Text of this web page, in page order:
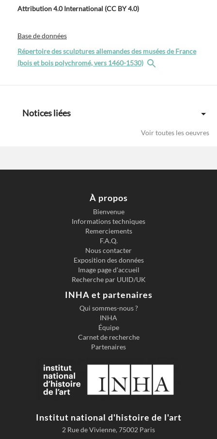
Attribution 4.0 International (CC BY 4.0)
Base de données
Répertoire des sculptures allemandes des musées de France
(bois et bois polychromé, vers 1460-1530)
Notices liées
Voir toutes les oeuvres
À propos
Bienvenue
Informations techniques
Remerciements
F.A.Q.
Nous contacter
Exposition des données
Image page d'accueil
Recherche par UUID/UK
INHA et partenaires
Qui sommes-nous ?
INHA
Équipe
Carnet de recherche
Partenaires
Institut national d'histoire de l'art
2 Rue de Vivienne, 75002 Paris